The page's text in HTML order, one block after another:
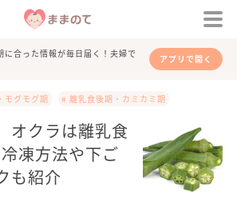
に合った情報が毎日届く！夫婦で
アプリで開く
モグモグ期 # 離乳食後期・カミカミ期
オクラは離乳食
凍方法や下ご
も紹介